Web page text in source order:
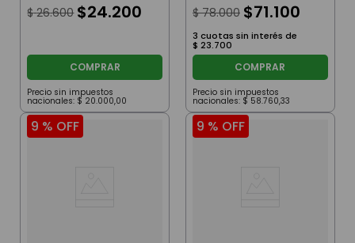
$ 26.600 $24.200
COMPRAR
Precio sin impuestos
nacionales: $ 20.000,00
$ 78.000 $71.100
3 cuotas sin interés de
$ 23.700
COMPRAR
Precio sin impuestos
nacionales: $ 58.760,33
9 % OFF 9 % OFF